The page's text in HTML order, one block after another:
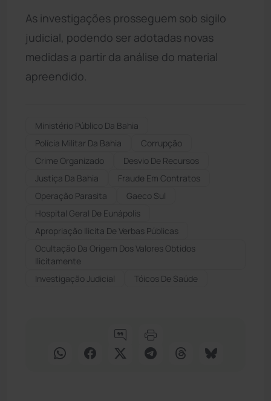
As investigações prosseguem sob sigilo
judicial, podendo ser adotadas novas
medidas a partir da análise do material
apreendido.
Ministério Público Da Bahia
Polícia Militar Da Bahia
Corrupção
Crime Organizado
Desvio De Recursos
Justiça Da Bahia
Fraude Em Contratos
Operação Parasita
Gaeco Sul
Hospital Geral De Eunápolis
Apropriação Ilicita De Verbas Públicas
Ocultação Da Origem Dos Valores Obtidos
Ilicitamente
Investigação Judicial
Tóicos De Saúde